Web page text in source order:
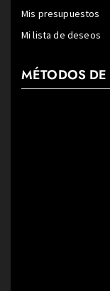
Mis presupuestos
Mi lista de deseos
MÉTODOS